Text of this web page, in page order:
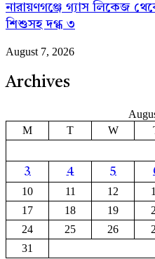
নারায়ণগঞ্জে গ্যাস লিকেজ
শিশুসহ দগ্ধ ৩
August 7, 2026
Archives
M
T W
3
4 5
10
11 12
17
18 19
24
25 26
31